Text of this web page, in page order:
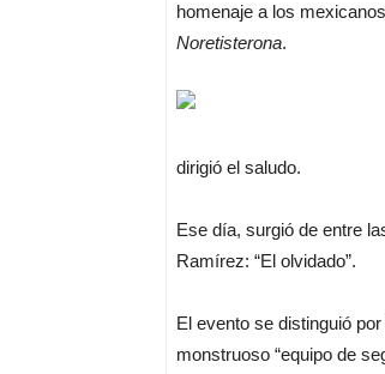
homenaje a los
Noretisterona.
dirigió el saludo.
Ese día, surgió de entre
Ramírez: “El olvidado”.
El evento se distinguió
monstruoso “equipo de